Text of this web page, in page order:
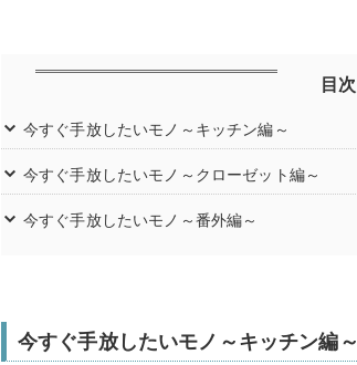
目次
今すぐ手放したいモノ～キッチン編～
今すぐ手放したいモノ～クローゼット編～
今すぐ手放したいモノ～番外編～
今すぐ手放したいモノ～キッチン編～